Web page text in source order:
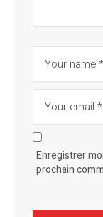
Enregistrer
prochain